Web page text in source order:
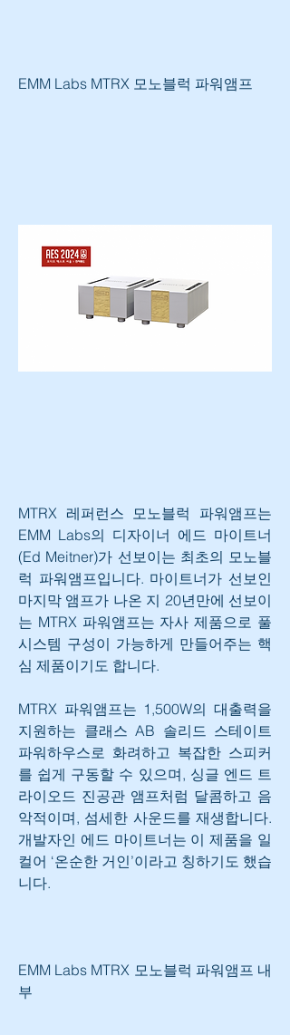
EMM Labs MTRX 모노블럭 파워앰프
MTRX 레퍼런스 모노블럭 파워앰프는
EMM Labs의 디자이너 에드 마이트너
(Ed Meitner)가 선보이는 최초의 모노블
럭 파워앰프입니다. 마이트너가 선보인
마지막 앰프가 나온 지 20년만에 선보이
는 MTRX 파워앰프는 자사 제품으로 풀
시스템 구성이 가능하게 만들어주는 핵
심 제품이기도 합니다.
MTRX 파워앰프는 1,500W의 대출력을
지원하는 클래스 AB 솔리드 스테이트
파워하우스로 화려하고 복잡한 스피커
를 쉽게 구동할 수 있으며, 싱글 엔드 트
라이오드 진공관 앰프처럼 달콤하고 음
악적이며, 섬세한 사운드를 재생합니다.
개발자인 에드 마이트너는 이 제품을 일
컬어 ‘온순한 거인’이라고 칭하기도 했습
니다.
EMM Labs MTRX 모노블럭 파워앰프 내
부